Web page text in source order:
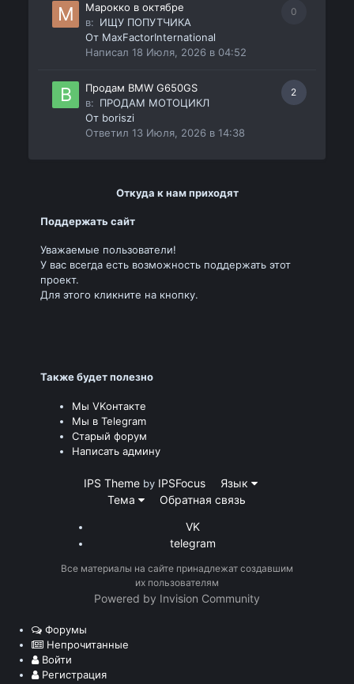
0
Марокко в октябре
в: ИЩУ ПОПУТЧИКА
От MaxFactorInternational
Написал18 Июля, 2026 в 04:52
2
Продам BMW G650GS
в: ПРОДАМ МОТОЦИКЛ
От boriszi
Ответил13 Июля, 2026 в 14:38
Откуда к нам приходят
Поддержать сайт
Уважаемые пользователи!
У вас всегда есть возможность поддержать этот
проект.
Для этого кликните на кнопку.
Также будет полезно
Мы VKонтакте
Мы в Telegram
Старый форум
Написать админу
IPS Theme by IPSFocus
Язык
Тема
Обратная связь
VK
telegram
Все материалы на сайте принадлежат создавшим
их пользователям
Powered by Invision Community
Форумы
Непрочитанные
Войти
Регистрация